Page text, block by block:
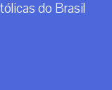
do Brasil